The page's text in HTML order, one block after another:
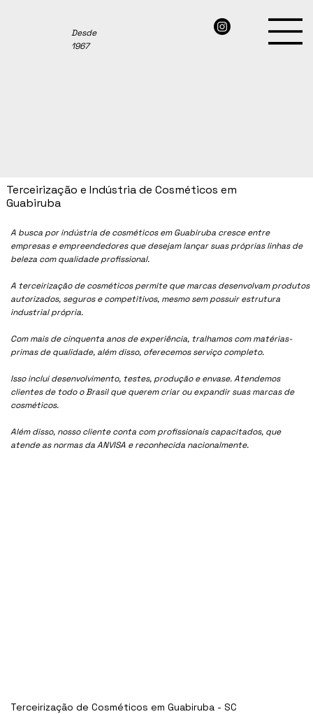
Desde
1967
A busca por indústria de cosméticos em Guabiruba cresce entre
empresas e empreendedores que desejam lançar suas próprias linhas de
beleza com qualidade profissional.
A terceirização de cosméticos permite que marcas desenvolvam produtos
autorizados, seguros e competitivos, mesmo sem possuir estrutura
industrial própria.
Com mais de cinquenta anos de experiência, tralhamos com matérias-
primas de qualidade, além disso, oferecemos serviço completo.
Isso inclui desenvolvimento, testes, produção e envase. Atendemos
clientes de todo o Brasil que querem criar ou expandir suas marcas de
cosméticos.
Além disso, nosso cliente conta com profissionais capacitados, que
atende as normas da ANVISA e reconhecida nacionalmente.
Terceirização e Indústria de Cosméticos em
Guabiruba
Terceirização de Cosméticos em Guabiruba - SC